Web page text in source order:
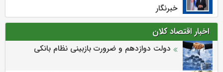
خبرنگار
اخبار اقتصاد کلان
دولت دوازدهم و ضرورت بازبینی نظام بانکی